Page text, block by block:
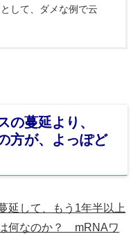
して、ダメな例で云
の蔓延より、
方が、よっぽど
延して、もう1年半以上
何なのか？ mRNAワ